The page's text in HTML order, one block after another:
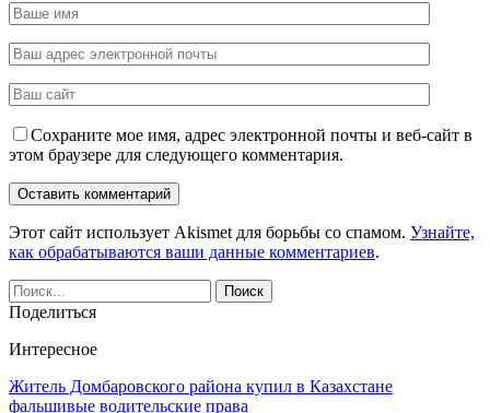
Сохраните мое имя, адрес электронной почты и веб-сайт в
этом браузере для следующего комментария.
Этот сайт использует Akismet для борьбы со спамом. Узнайте,
как обрабатываются ваши данные комментариев.
Поделиться
Интересное
Житель Домбаровского района купил в Казахстане
фальшивые водительские права